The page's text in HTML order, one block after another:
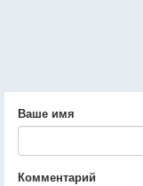
Ваше имя
Комментарий